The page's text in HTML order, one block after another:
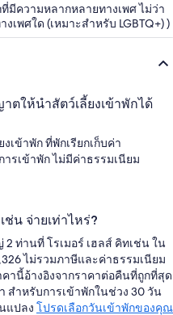
ความหลากหลายทางเพศ ไม่ว่า
พศใด (เหมาะสำหรับ LGBTQ+) )
ตให้นำสัตว์เลี้ยงเข้าพักได้
ข้าพัก ที่พักเรียกเก็บค่า
ารเข้าพัก ไม่มีค่าธรรมเนียม
ช่น จ่ายเท่าไหร่?
ท่านที่ โรเมอร์ เฮลส์ คิทเช่น ใน
ไม่รวมภาษีและค่าธรรมเนียม
านี้อ้างอิงจากราคาต่อคืนที่ถูกที่สุด
สำหรับการเข้าพักในช่วง 30 วัน
แปลง โปรดเลือกวันเข้าพักของคุณ